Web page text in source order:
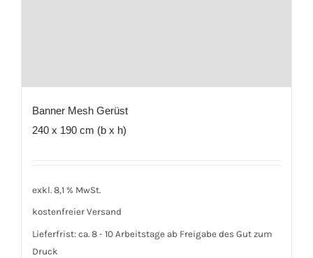
Banner Mesh Gerüst
240 x 190 cm (b x h)
exkl. 8,1 % MwSt.
kostenfreier Versand
Lieferfrist: ca. 8 - 10 Arbeitstage ab Freigabe des Gut zum
Druck